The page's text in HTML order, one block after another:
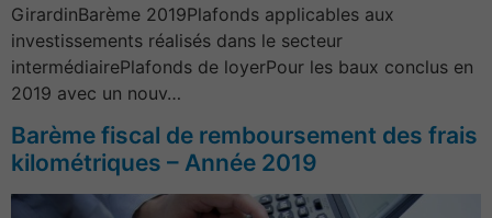
GirardinBarème 2019Plafonds applicables aux
investissements réalisés dans le secteur
intermédiairePlafonds de loyerPour les baux conclus en
2019 avec un nouv…
Barème fiscal de remboursement des frais
kilométriques – Année 2019